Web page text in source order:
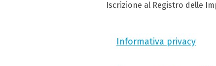
Iscrizione al Registro delle
Informativa privacy